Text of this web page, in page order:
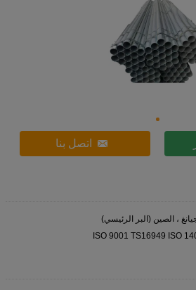
اتصل بنا
، الصين (البر الرئيسي)
ISO 9001 TS16949 ISO